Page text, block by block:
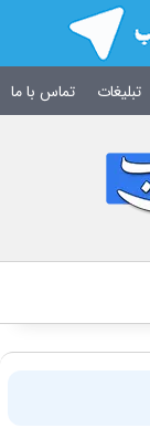
تبلیغات تماس با ما